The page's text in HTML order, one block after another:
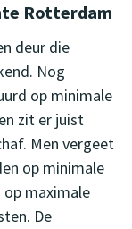
Rotterdam
deur die
Nog
op minimale
zit er juist
Men vergeet
op minimale
maximale
De